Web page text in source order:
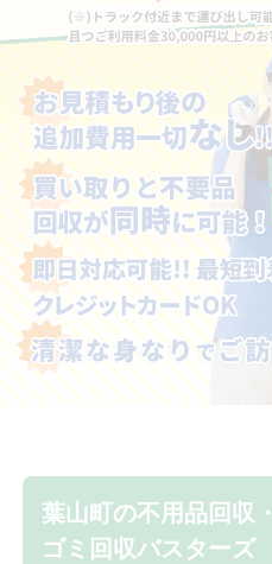
葉山町の不用品回収・
ゴミ回収バスターズ